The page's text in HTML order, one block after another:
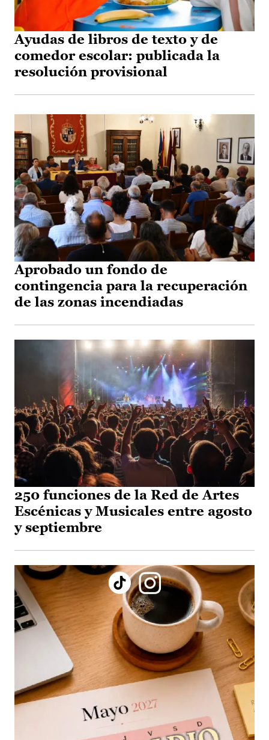
Ayudas de libros de texto y de
comedor escolar: publicada la
resolución provisional
Aprobado un fondo de
contingencia para la recuperación
de las zonas incendiadas
250 funciones de la Red de Artes
Escénicas y Musicales entre agosto
y septiembre